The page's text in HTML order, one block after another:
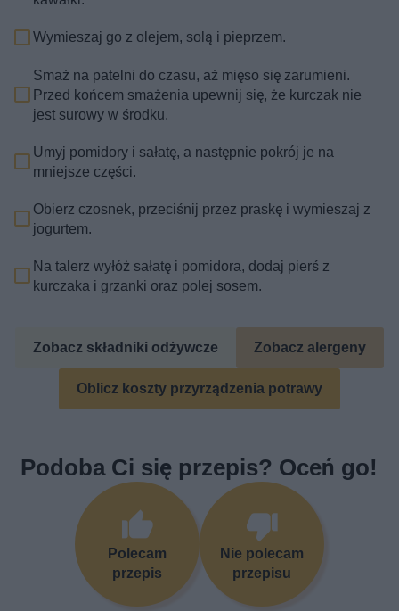
Wymieszaj go z olejem, solą i pieprzem.
Smaż na patelni do czasu, aż mięso się zarumieni.
Przed końcem smażenia upewnij się, że kurczak nie
jest surowy w środku.
Umyj pomidory i sałatę, a następnie pokrój je na
mniejsze części.
Obierz czosnek, przeciśnij przez praskę i wymieszaj z
jogurtem.
Na talerz wyłóż sałatę i pomidora, dodaj pierś z
kurczaka i grzanki oraz polej sosem.
Zobacz składniki odżywcze Zobacz alergeny
Oblicz koszty przyrządzenia potrawy
Podoba Ci się przepis? Oceń go!
Polecam
przepis
Nie polecam
przepisu